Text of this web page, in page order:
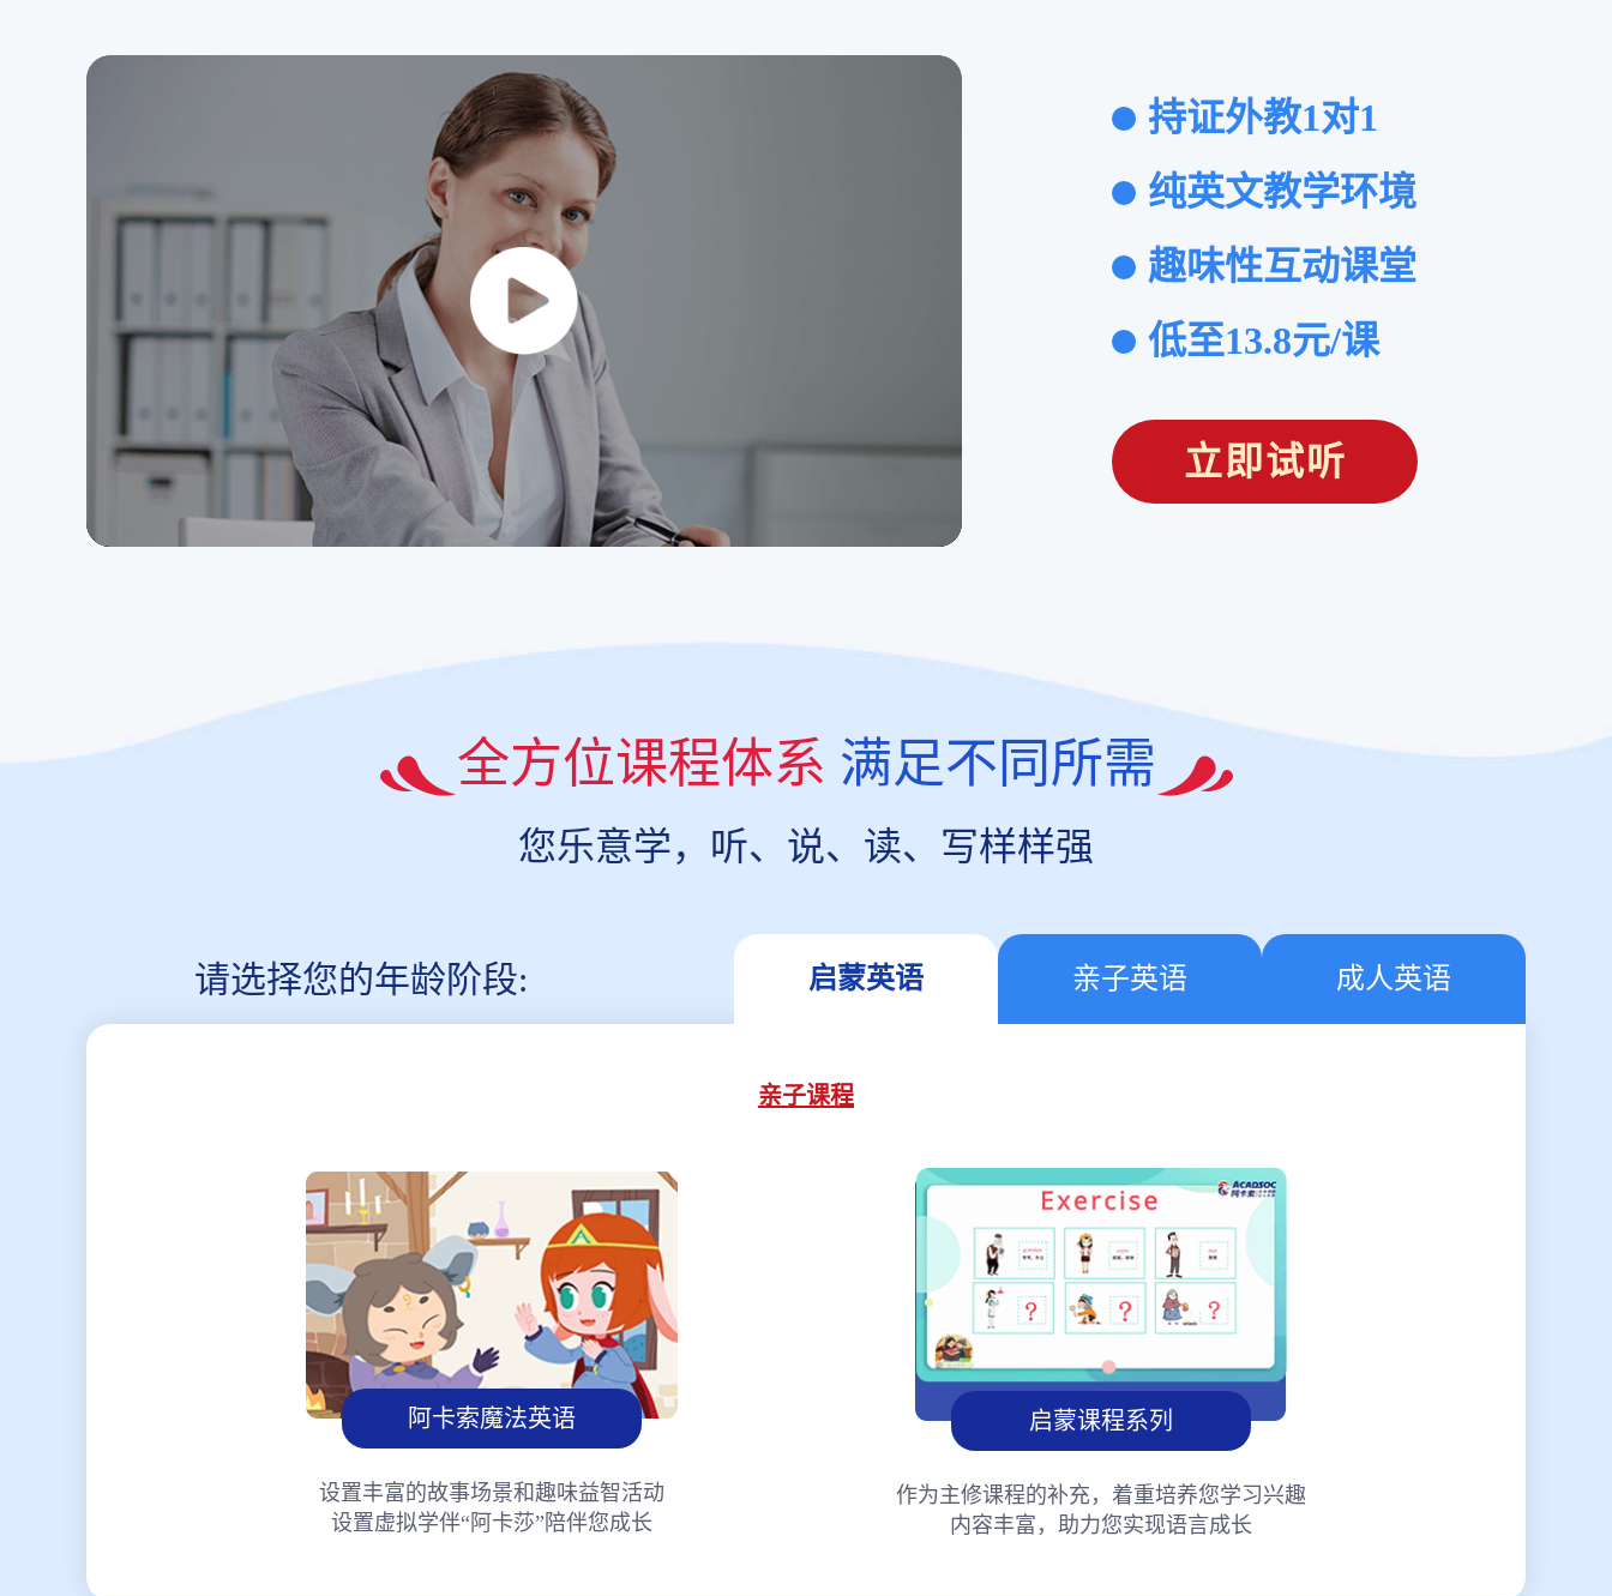
持证外教1对1
纯英文教学环境
趣味性互动课堂
低至13.8元/课
立即试听
全方位课程体系 满足不同所需
您乐意学，听、说、读、写样样强
请选择您的年龄阶段: 启蒙英语 亲子英语 成人英语
亲子课程
阿卡索魔法英语
设置丰富的故事场景和趣味益智活动
设置虚拟学伴“阿卡莎”陪伴您成长
启蒙课程系列
作为主修课程的补充，着重培养您学习兴趣
内容丰富，助力您实现语言成长